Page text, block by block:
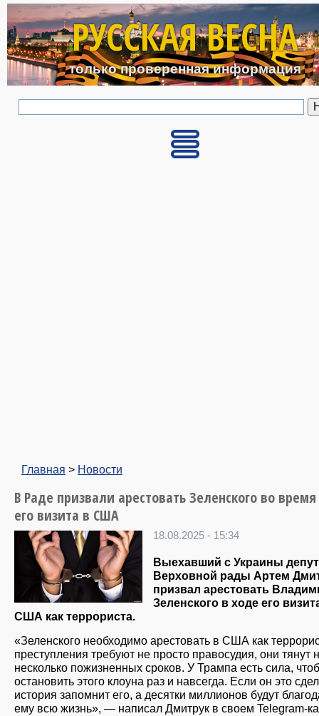
Перейти к основному
РУССКАЯ ВЕСНА
только проверенная информация
Главная > Новости
В Раде призвали арестовать Зеленского во время
его визита в США
18.08.2025 - 15:34
Выехавший с Украины
Верховной рады Артем
призвал арестовать
Зеленского в ходе его
США как террориста.
«Зеленского необходимо арестовать в США как
преступления требуют не просто правосудия, они тянут
несколько пожизненных сроков. У Трампа есть сила,
остановить этого клоуна раз и навсегда. Если он это
история запомнит его, а десятки миллионов будут
ему всю жизнь», — написал Дмитрук в своем Telegram-